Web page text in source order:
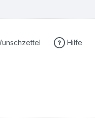
hast 0 Produkte auf
Hilfe